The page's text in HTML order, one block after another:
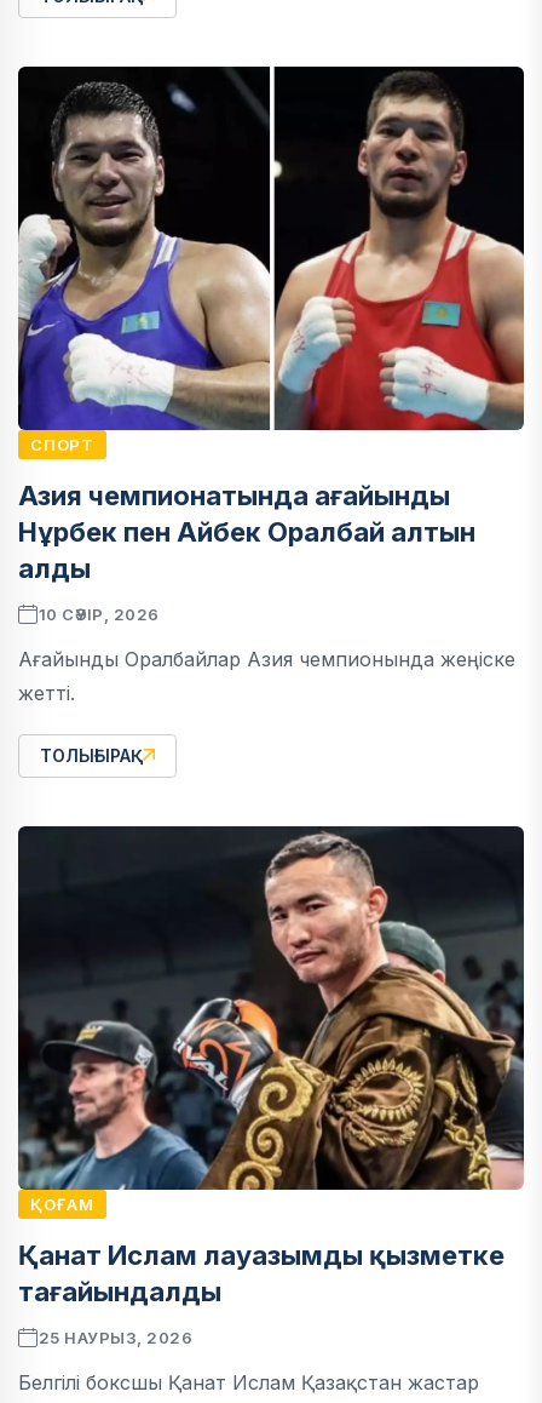
СПОРТ
Азия чемпионатында ағайынды
Нұрбек пен Айбек Оралбай алтын
алды
10 СӘУІР, 2026
Ағайынды Оралбайлар Азия чемпионында жеңіске
жетті.
ТОЛЫҒЫРАҚ
ҚОҒАМ
Қанат Ислам лауазымды қызметке
тағайындалды
25 НАУРЫЗ, 2026
Белгілі боксшы Қанат Ислам Қазақстан жастар